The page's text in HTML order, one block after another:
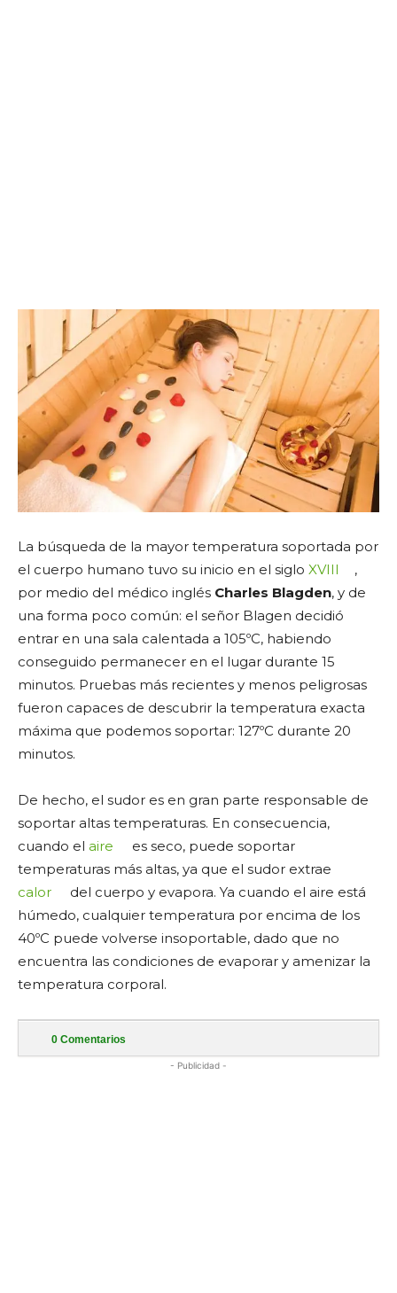
La búsqueda de la mayor temperatura soportada por
el cuerpo humano tuvo su inicio en el siglo XVIII
,
por medio del médico inglés Charles Blagden, y de
una forma poco común: el señor Blagen decidió
entrar en una sala calentada a 105ºC, habiendo
conseguido permanecer en el lugar durante 15
minutos. Pruebas más recientes y menos peligrosas
fueron capaces de descubrir la temperatura exacta
máxima que podemos soportar: 127ºC durante 20
minutos.
De hecho, el sudor es en gran parte responsable de
soportar altas temperaturas. En consecuencia,
cuando el aire
es seco, puede soportar
temperaturas más altas, ya que el sudor extrae
calor
del cuerpo y evapora. Ya cuando el aire está
húmedo, cualquier temperatura por encima de los
40ºC puede volverse insoportable, dado que no
encuentra las condiciones de evaporar y amenizar la
temperatura corporal.
0 Comentarios
- Publicidad -